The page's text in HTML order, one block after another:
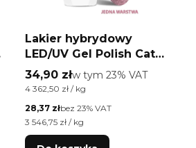
Lakier hybrydowy
LED/UV Gel Polish Cat
Eye Womanity Nr 441
Lipstick Molly Nails
Cena brutto
34,90 złw tym %s VAT
w tym 23% VAT
Cena jednostkowa brutto
4 362,50 zł / kg
Cena netto
28,37 złbez 23% VAT
Cena jednostkowa netto
3 546,75 zł / kg